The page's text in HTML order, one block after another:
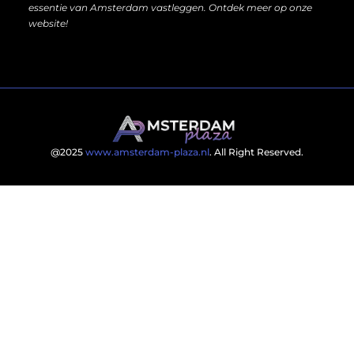
essentie van Amsterdam vastleggen. Ontdek meer op onze
website!
@2025 www.amsterdam-plaza.nl. All Right Reserved.